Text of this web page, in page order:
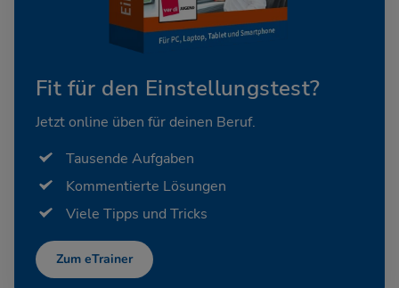
Fit für den Einstellungstest?
Jetzt online üben für deinen Beruf.
Tausende Aufgaben
Kommentierte Lösungen
Viele Tipps und Tricks
Zum eTrainer